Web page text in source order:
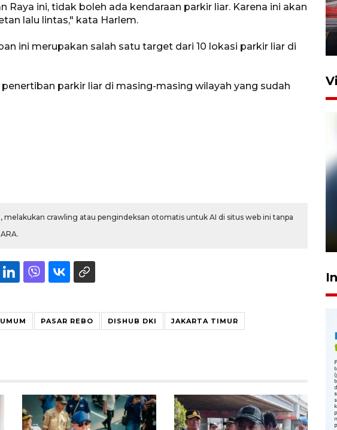
Raya ini, tidak boleh ada kendaraan parkir liar. Karena ini akan
lalu lintas," kata Harlem.
ini merupakan salah satu target dari 10 lokasi parkir liar di
parkir liar di masing-masing wilayah yang sudah
crawling atau pengindeksan otomatis untuk AI di situs web ini tanpa
PASAR REBO DISHUB DKI JAKARTA TIMUR
perlintasan sebidang di
Stasiun Bogor
sampai 8 tahan?